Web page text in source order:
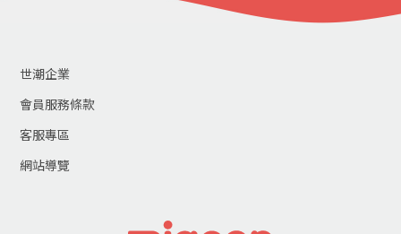
世潮企業
會員服務條款
客服專區
網站導覽